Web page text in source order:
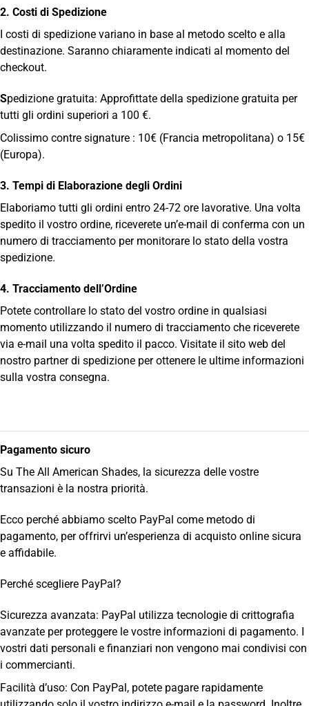
2. Costi di Spedizione
I costi di spedizione variano in base al metodo scelto e alla
destinazione. Saranno chiaramente indicati al momento del
checkout.
Spedizione gratuita: Approfittate della spedizione gratuita per
tutti gli ordini superiori a 100 €.
Colissimo contre signature : 10€ (Francia metropolitana) o 15€
(Europa).
3. Tempi di Elaborazione degli Ordini
Elaboriamo tutti gli ordini entro 24-72 ore lavorative. Una volta
spedito il vostro ordine, riceverete un’e-mail di conferma con un
numero di tracciamento per monitorare lo stato della vostra
spedizione.
4. Tracciamento dell’Ordine
Potete controllare lo stato del vostro ordine in qualsiasi
momento utilizzando il numero di tracciamento che riceverete
via e-mail una volta spedito il pacco. Visitate il sito web del
nostro partner di spedizione per ottenere le ultime informazioni
sulla vostra consegna.
Pagamento sicuro
Su The All American Shades, la sicurezza delle vostre
transazioni è la nostra priorità.
Ecco perché abbiamo scelto PayPal come metodo di
pagamento, per offrirvi un’esperienza di acquisto online sicura
e affidabile.
Perché scegliere PayPal?
Sicurezza avanzata: PayPal utilizza tecnologie di crittografia
avanzate per proteggere le vostre informazioni di pagamento. I
vostri dati personali e finanziari non vengono mai condivisi con
i commercianti.
Facilità d’uso: Con PayPal, potete pagare rapidamente